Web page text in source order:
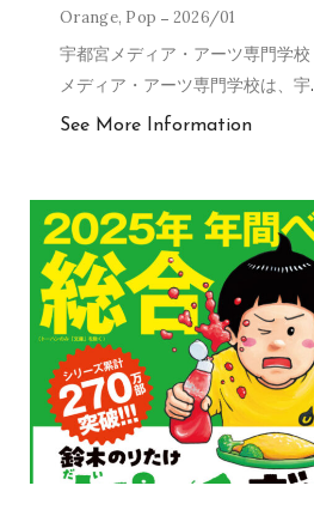
Orange, Pop 2026/01
宇都宮メディア・アーツ専門学
メディア・アーツ専門学校は、宇
See More Information